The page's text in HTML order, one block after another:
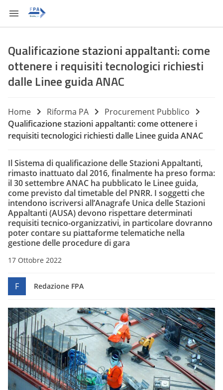
Qualificazione stazioni appaltanti: come
ottenere i requisiti tecnologici richiesti
dalle Linee guida ANAC
Home Riforma PA
Procurement Pubblico
Qualificazione stazioni appaltanti: come ottenere i
requisiti tecnologici richiesti dalle Linee guida ANAC
Il Sistema di qualificazione delle Stazioni Appaltanti,
rimasto inattuato dal 2016, finalmente ha preso forma:
il 30 settembre ANAC ha pubblicato le Linee guida,
come previsto dal timetable del PNRR. I soggetti che
intendono iscriversi all’Anagrafe Unica delle Stazioni
Appaltanti (AUSA) devono rispettare determinati
requisiti tecnico-organizzativi, in particolare dovranno
poter contare su piattaforme telematiche nella
gestione delle procedure di gara
17 Ottobre 2022
F Redazione FPA